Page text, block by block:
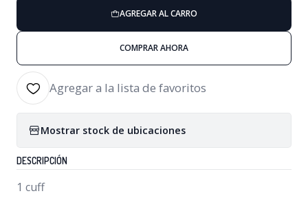
AGREGAR AL CARRO
COMPRAR AHORA
Agregar a la lista de favoritos
Mostrar stock de ubicaciones
DESCRIPCIÓN
1 cuff